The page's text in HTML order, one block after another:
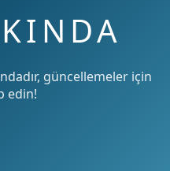
güncellemeler için
edin!